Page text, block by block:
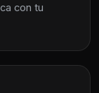
con tu